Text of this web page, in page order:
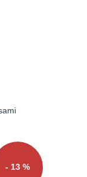
- 13 %